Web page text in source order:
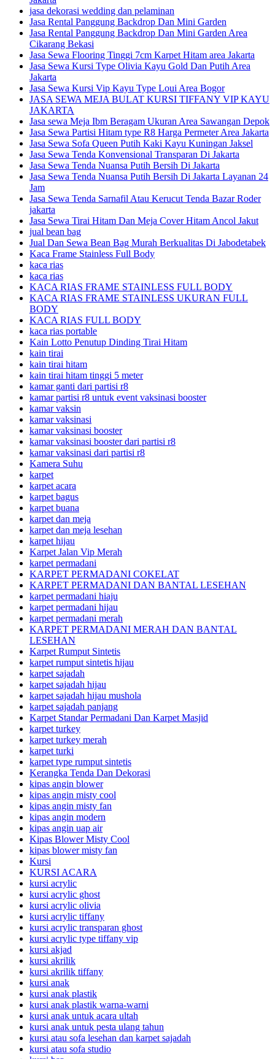
jasa dekorasi wedding dan pelaminan
Jasa Rental Panggung Backdrop Dan Mini Garden
Jasa Rental Panggung Backdrop Dan Mini Garden Area
Cikarang Bekasi
Jasa Sewa Flooring Tinggi 7cm Karpet Hitam area Jakarta
Jasa Sewa Kursi Type Olivia Kayu Gold Dan Putih Area
Jakarta
Jasa Sewa Kursi Vip Kayu Type Loui Area Bogor
JASA SEWA MEJA BULAT KURSI TIFFANY VIP KAYU
JAKARTA
Jasa sewa Meja Ibm Beragam Ukuran Area Sawangan Depok
Jasa Sewa Partisi Hitam type R8 Harga Permeter Area Jakarta
Jasa Sewa Sofa Queen Putih Kaki Kayu Kuningan Jaksel
Jasa Sewa Tenda Konvensional Transparan Di Jakarta
Jasa Sewa Tenda Nuansa Putih Bersih Di Jakarta
Jasa Sewa Tenda Nuansa Putih Bersih Di Jakarta Layanan 24
Jam
Jasa Sewa Tenda Sarnafil Atau Kerucut Tenda Bazar Roder
jakarta
Jasa Sewa Tirai Hitam Dan Meja Cover Hitam Ancol Jakut
jual bean bag
Jual Dan Sewa Bean Bag Murah Berkualitas Di Jabodetabek
Kaca Frame Stainless Full Body
kaca rias
kaca rias
KACA RIAS FRAME STAINLESS FULL BODY
KACA RIAS FRAME STAINLESS UKURAN FULL
BODY
KACA RIAS FULL BODY
kaca rias portable
Kain Lotto Penutup Dinding Tirai Hitam
kain tirai
kain tirai hitam
kain tirai hitam tinggi 5 meter
kamar ganti dari partisi r8
kamar partisi r8 untuk event vaksinasi booster
kamar vaksin
kamar vaksinasi
kamar vaksinasi booster
kamar vaksinasi booster dari partisi r8
kamar vaksinasi dari partisi r8
Kamera Suhu
karpet
karpet acara
karpet bagus
karpet buana
karpet dan meja
karpet dan meja lesehan
karpet hijau
Karpet Jalan Vip Merah
karpet permadani
KARPET PERMADANI COKELAT
KARPET PERMADANI DAN BANTAL LESEHAN
karpet permadani hiaju
karpet permadani hijau
karpet permadani merah
KARPET PERMADANI MERAH DAN BANTAL
LESEHAN
Karpet Rumput Sintetis
karpet rumput sintetis hijau
karpet sajadah
karpet sajadah hijau
karpet sajadah hijau mushola
karpet sajadah panjang
Karpet Standar Permadani Dan Karpet Masjid
karpet turkey
karpet turkey merah
karpet turki
karpet type rumput sintetis
Kerangka Tenda Dan Dekorasi
kipas angin blower
kipas angin misty cool
kipas angin misty fan
kipas angin modern
kipas angin uap air
Kipas Blower Misty Cool
kipas blower misty fan
Kursi
KURSI ACARA
kursi acrylic
kursi acrylic ghost
kursi acrylic olivia
kursi acrylic tiffany
kursi acrylic transparan ghost
kursi acrylic type tiffany vip
kursi akjad
kursi akrilik
kursi akrilik tiffany
kursi anak
kursi anak plastik
kursi anak plastik warna-warni
kursi anak untuk acara ultah
kursi anak untuk pesta ulang tahun
kursi atau sofa lesehan dan karpet sajadah
kursi atau sofa studio